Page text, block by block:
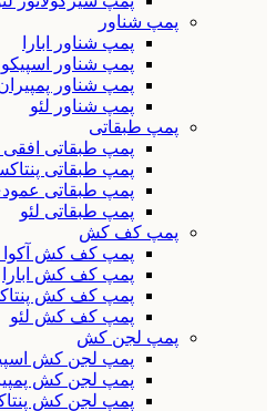
پمپ شناور
پمپ شناور ابارا
پمپ شناور اسپیکو
پمپ شناور
پمپ شناور لئو
پمپ طبقاتی
پمپ طبقاتی افقی
پمپ طبقاتی
پمپ طبقاتی
پمپ طبقاتی لئو
پمپ کف کش
پمپ کف کش آکوا
پمپ کف کش ابارا
پمپ کف کش
پمپ کف کش لئو
پمپ لجن کش
پمپ لجن کش
پمپ لجن کش
پمپ لجن کش